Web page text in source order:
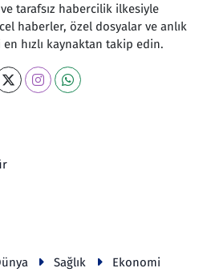
tarafsız habercilik ilkesiyle
haberler, özel dosyalar ve anlık
hızlı kaynaktan takip edin.
Sağlık
Ekonomi